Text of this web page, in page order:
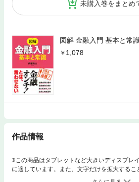
未購入巻をまとめ
図解 金融入門 基本と常
1,078
作品情報
※この商品はタブレットなど大きいディスプレ
に適しています。また、文字だけを拡大するこ
ト、検索、辞書の参照、引用などの機能が使用